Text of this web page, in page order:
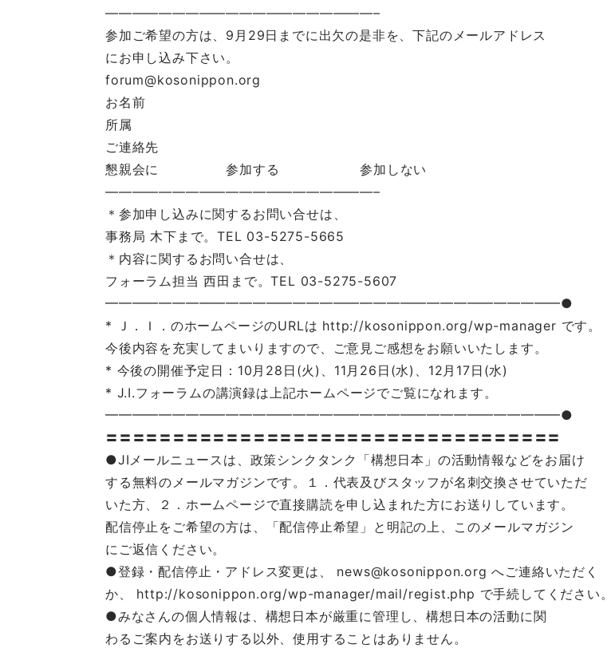
————————————————————–
参加ご希望の方は、9月29日までに出欠の是非を、下記のメールアドレス
にお申し込み下さい。
forum@kosonippon.org
お名前
所属
ご連絡先
懇親会に 参加する 参加しない
————————————————————–
＊参加申し込みに関するお問い合せは、
事務局 木下まで。TEL 03-5275-5665
＊内容に関するお問い合せは、
フォーラム担当 西田まで。TEL 03-5275-5607
━━━━━━━━━━━━━━━━━━━━━━━━━━━━━━━━━━●
* Ｊ．Ｉ．のホームページのURLは http://kosonippon.org/wp-manager です。
今後内容を充実してまいりますので、ご意見ご感想をお願いいたします。
* 今後の開催予定日：10月28日(火)、11月26日(水)、12月17日(水)
* J.I.フォーラムの講演録は上記ホームページでご覧になれます。
━━━━━━━━━━━━━━━━━━━━━━━━━━━━━━━━━━●
〓〓〓〓〓〓〓〓〓〓〓〓〓〓〓〓〓〓〓〓〓〓〓〓〓〓〓〓〓〓〓〓〓〓
●JIメールニュースは、政策シンクタンク「構想日本」の活動情報などをお届け
する無料のメールマガジンです。１．代表及びスタッフが名刺交換させていただ
いた方、２．ホームページで直接購読を申し込まれた方にお送りしています。
配信停止をご希望の方は、「配信停止希望」と明記の上、このメールマガジン
にご返信ください。
●登録・配信停止・アドレス変更は、 news@kosonippon.org へご連絡いただく
か、 http://kosonippon.org/wp-manager/mail/regist.php で手続してください。
●みなさんの個人情報は、構想日本が厳重に管理し、構想日本の活動に関
わるご案内をお送りする以外、使用することはありません。